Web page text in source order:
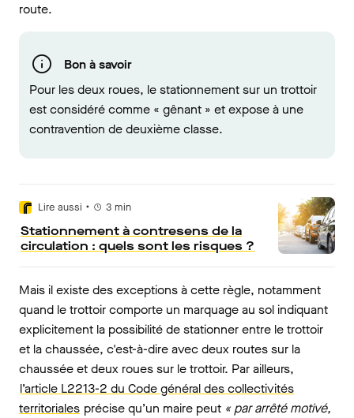
route.
Bon à savoir
Pour les deux roues, le stationnement sur un trottoir
est considéré comme « gênant » et expose à une
contravention de deuxième classe.
Lire aussi • 3 min
Stationnement à contresens de la
circulation : quels sont les risques ?
Mais il existe des exceptions à cette règle, notamment
quand le trottoir comporte un marquage au sol indiquant
explicitement la possibilité de stationner entre le trottoir
et la chaussée, c'est-à-dire avec deux routes sur la
chaussée et deux roues sur le trottoir. Par ailleurs,
l’article L2213-2 du Code général des collectivités
territoriales précise qu’un maire peut « par arrêté motivé,